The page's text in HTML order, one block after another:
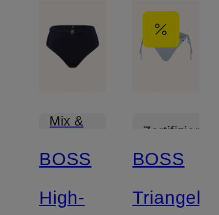
Mix &
BOSS
High-
Zertifiziert
BOSS
Triangel-